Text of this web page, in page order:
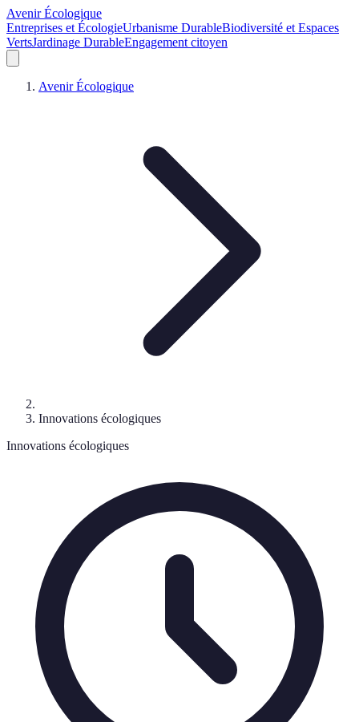
Avenir Écologique
Entreprises et ÉcologieUrbanisme DurableBiodiversité et Espaces
VertsJardinage DurableEngagement citoyen
Avenir Écologique
Innovations écologiques
Innovations écologiques